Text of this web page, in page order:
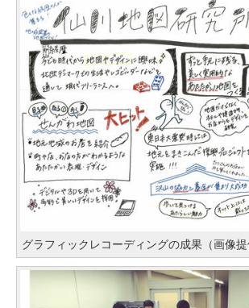
グラフィックレコーディングの成果（画像提